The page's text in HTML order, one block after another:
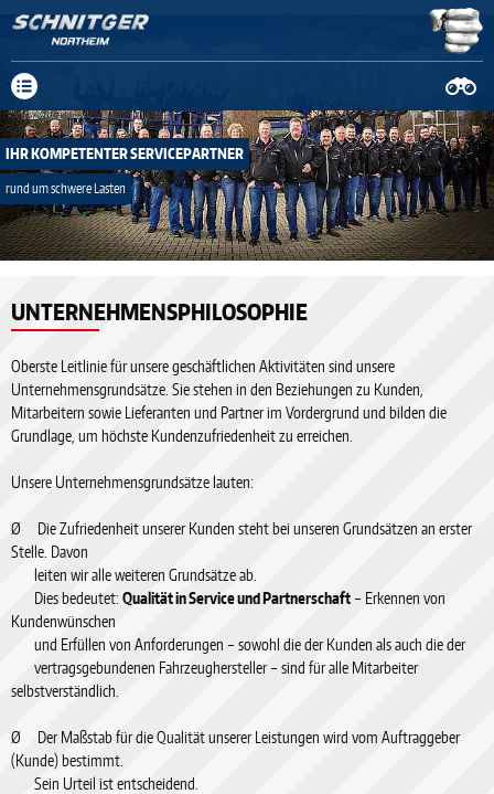
next
IHR KOMPETENTER SERVICEPARTNER
rund um schwere Lasten
UNTERNEHMENSPHILOSOPHIE
Oberste Leitlinie für unsere geschäftlichen Aktivitäten sind unsere
Unternehmensgrundsätze. Sie stehen in den Beziehungen zu Kunden,
Mitarbeitern sowie Lieferanten und Partner im Vordergrund und bilden die
Grundlage, um höchste Kundenzufriedenheit zu erreichen.
Unsere Unternehmensgrundsätze lauten:
Ø Die Zufriedenheit unserer Kunden steht bei unseren Grundsätzen an erster
Stelle. Davon
leiten wir alle weiteren Grundsätze ab.
Dies bedeutet: Qualität in Service und Partnerschaft– Erkennen von
Kundenwünschen
und Erfüllen von Anforderungen – sowohl die der Kunden als auch die der
vertragsgebundenen Fahrzeughersteller – sind für alle Mitarbeiter
selbstverständlich.
Ø Der Maßstab für die Qualität unserer Leistungen wird vom Auftraggeber
(Kunde) bestimmt.
Sein Urteil ist entscheidend.
mehr Infos